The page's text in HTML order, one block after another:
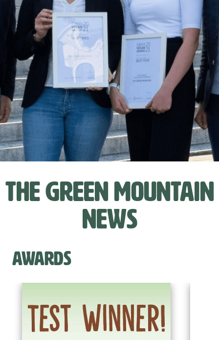
The Green Mountain
News
AWARDS